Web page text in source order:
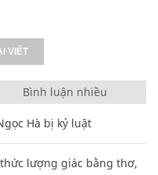
VIẾT
Bình luận nhiều
Hà bị kỷ luật
lượng giác bằng thơ,